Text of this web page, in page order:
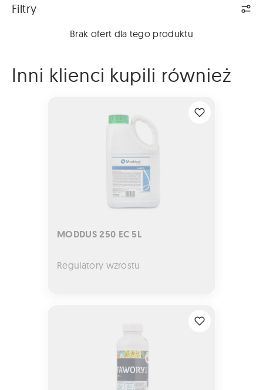
Filtry
Brak ofert dla tego produktu
Inni klienci kupili również
MODDUS 250 EC 5L
Regulatory wzrostu